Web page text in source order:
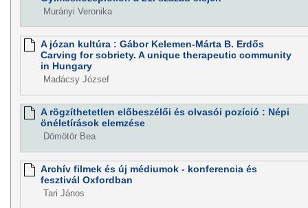
Murányi Veronika
A józan kultúra : Gábor Kelemen-Márta B. Erdős
Carving for sobriety. A unique therapeutic community
in Hungary
Madácsy József
A rögzíthetetlen előbeszélői és olvasói pozíció : Népi
önéletírások elemzése
Dömötör Bea
Archív filmek és új médiumok - konferencia és
fesztivál Oxfordban
Tari János